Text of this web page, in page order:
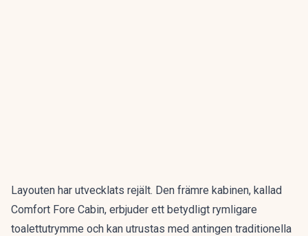
Layouten har utvecklats rejält. Den främre kabinen, kallad
Comfort Fore Cabin, erbjuder ett betydligt rymligare
toalettutrymme och kan utrustas med antingen traditionella